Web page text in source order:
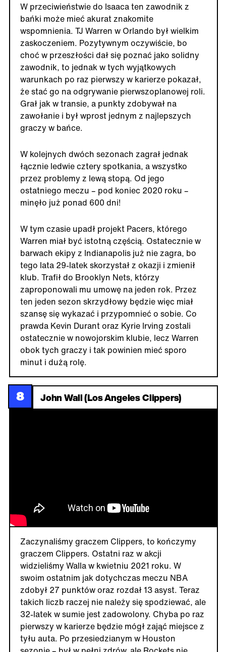
W przeciwieństwie do Isaaca ten zawodnik z
bańki może mieć akurat znakomite
wspomnienia. TJ Warren w Orlando był wielkim
zaskoczeniem. Pozytywnym oczywiście, bo
choć w przeszłości dał się poznać jako solidny
zawodnik, to jednak w tych wyjątkowych
warunkach po raz pierwszy w karierze pokazał,
że stać go na odgrywanie pierwszoplanowej roli.
Grał jak w transie, a punkty zdobywał na
zawołanie i był wprost jednym z najlepszych
graczy w bańce.
W kolejnych dwóch sezonach zagrał jednak
łącznie ledwie cztery spotkania, a wszystko
przez problemy z lewą stopą. Od jego
ostatniego meczu – pod koniec 2020 roku –
minęło już ponad 600 dni!
W tym czasie upadł projekt Pacers, którego
Warren miał być istotną częścią. Ostatecznie w
barwach ekipy z Indianapolis już nie zagra, bo
tego lata 29-latek skorzystał z okazji i zmienił
klub. Trafił do Brooklyn Nets, którzy
zaproponowali mu umowę na jeden rok. Przez
ten jeden sezon skrzydłowy będzie więc miał
szansę się wykazać i przypomnieć o sobie. Co
prawda Kevin Durant oraz Kyrie Irving zostali
ostatecznie w nowojorskim klubie, lecz Warren
obok tych graczy i tak powinien mieć sporo
minut i dużą rolę.
8 John Wall (Los Angeles Clippers)
Zaczynaliśmy graczem Clippers, to kończymy
graczem Clippers. Ostatni raz w akcji
widzieliśmy Walla w kwietniu 2021 roku. W
swoim ostatnim jak dotychczas meczu NBA
zdobył 27 punktów oraz rozdał 13 asyst. Teraz
takich liczb raczej nie należy się spodziewać, ale
32-latek w sumie jest zadowolony. Chyba po raz
pierwszy w karierze będzie mógł zająć miejsce z
tyłu auta. Po przesiedzianym w Houston